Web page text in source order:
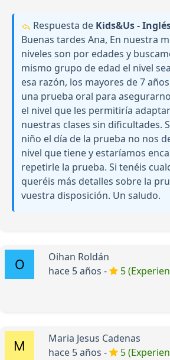
Respuesta de Kids&Us -
Buenas tardes Ana, En nuestra
niveles son por edades y
mismo grupo de edad el nivel
esa razón, los mayores de 7
una prueba oral para
el nivel que les permitiría
nuestras clases sin dificultades.
niño el día de la prueba no nos
nivel que tiene y estaríamos
repetirle la prueba. Si tenéis
queréis más detalles sobre la
vuestra disposición. Un saludo.
Oihan Roldán
hace 5 años -
5
Maria Jesus Cadenas
hace 5 años -
5